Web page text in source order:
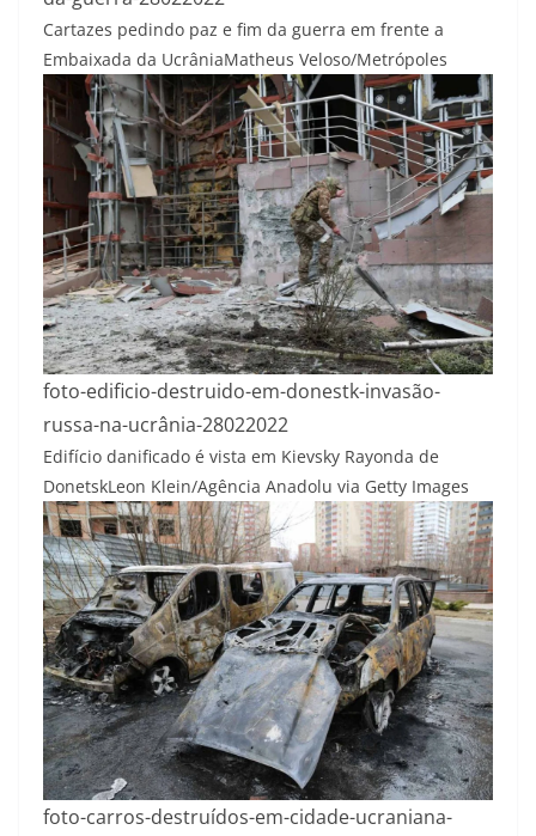
Cartazes pedindo paz e fim da guerra em frente a
Embaixada da UcrâniaMatheus Veloso/Metrópoles
foto-edificio-destruido-em-donestk-invasão-
russa-na-ucrânia-28022022
Edifício danificado é vista em Kievsky Rayonda de
DonetskLeon Klein/Agência Anadolu via Getty Images
foto-carros-destruídos-em-cidade-ucraniana-